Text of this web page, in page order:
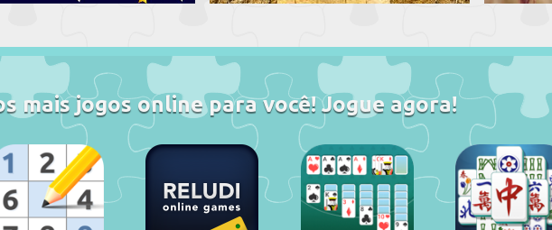
mais jogos online para você! Jogue agora!